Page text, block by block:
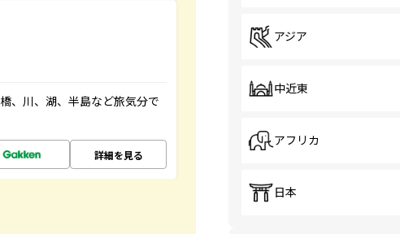
、川、湖、半島など旅気分で
詳細を見る
アジア
中近東
アフリカ
日本